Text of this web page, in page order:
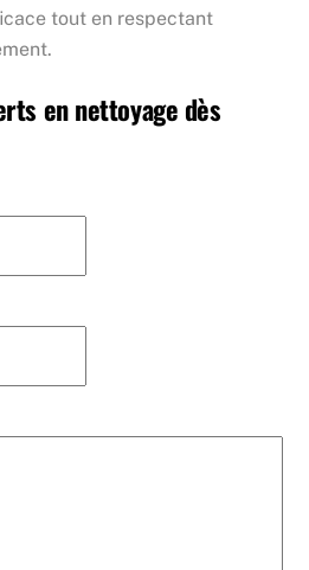
tout en respectant
en nettoyage dès